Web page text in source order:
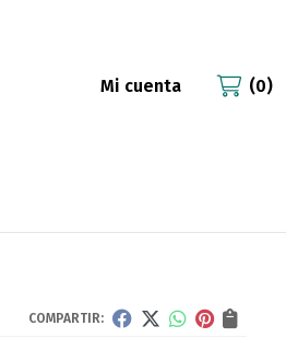
Mi cuenta 0
COMPARTIR: